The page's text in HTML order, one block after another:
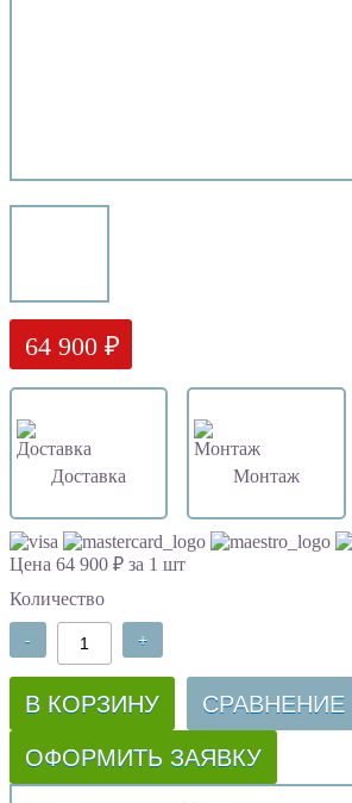
64 900 ₽
Доставка Монтаж
Цена 64 900 ₽ за 1 шт
Количество
- +
В КОРЗИНУ СРАВНЕНИЕ
ОФОРМИТЬ ЗАЯВКУ